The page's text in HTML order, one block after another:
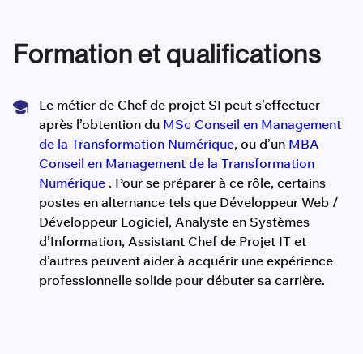
Formation et qualifications
Le métier de Chef de projet SI peut s’effectuer
après l’obtention du MSc Conseil en Management
de la Transformation Numérique, ou d’un MBA
Conseil en Management de la Transformation
Numérique . Pour se préparer à ce rôle, certains
postes en alternance tels que Développeur Web /
Développeur Logiciel, Analyste en Systèmes
d’Information, Assistant Chef de Projet IT et
d’autres peuvent aider à acquérir une expérience
professionnelle solide pour débuter sa carrière.